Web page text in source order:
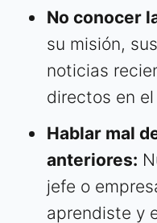
No conocer
su misión,
noticias
directos en
Hablar mal
anteriores:
jefe o
aprendiste y